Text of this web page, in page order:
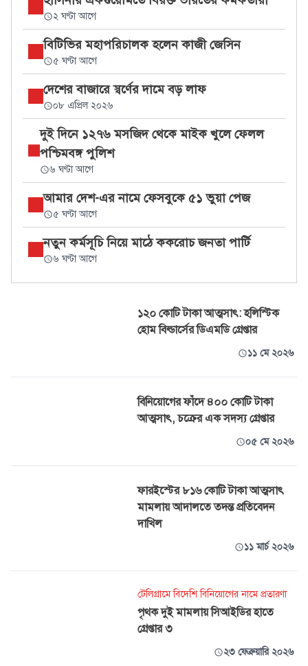
২ ঘণ্টা আগে
বিটিভির মহাপরিচালক হলেন কাজী জেসিন
৫ ঘণ্টা আগে
দেশের বাজারে স্বর্ণের দামে বড় লাফ
০৮ এপ্রিল ২০২৬
দুই দিনে ১২৭৬ মসজিদ থেকে মাইক খুলে ফেলল
পশ্চিমবঙ্গ পুলিশ
৬ ঘণ্টা আগে
আমার দেশ-এর নামে ফেসবুকে ৫১ ভুয়া পেজ
৫ ঘণ্টা আগে
নতুন কর্মসূচি নিয়ে মাঠে ককরোচ জনতা পার্টি
৬ ঘণ্টা আগে
১২০ কোটি টাকা আত্মসাৎ: হলিস্টিক
হোম বিল্ডার্সের ডিএমডি গ্রেপ্তার
১১ মে ২০২৬
বিনিয়োগের ফাঁদে ৪০০ কোটি টাকা
আত্মসাৎ, চক্রের এক সদস্য গ্রেপ্তার
০৫ মে ২০২৬
ফারইস্টের ৮১৬ কোটি টাকা আত্মসাৎ
মামলায় আদালতে তদন্ত প্রতিবেদন
দাখিল
১১ মার্চ ২০২৬
টেলিগ্রামে বিদেশি বিনিয়োগের নামে প্রতারণা
পৃথক দুই মামলায় সিআইডির হাতে
গ্রেপ্তার ৩
২৩ ফেব্রুয়ারি ২০২৬